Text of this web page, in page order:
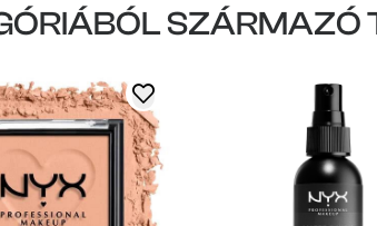
SZÁRMAZÓ